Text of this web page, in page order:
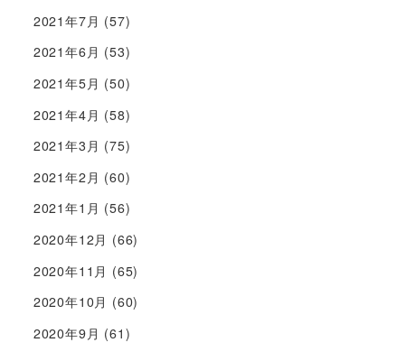
2021年7月 (57)
2021年6月 (53)
2021年5月 (50)
2021年4月 (58)
2021年3月 (75)
2021年2月 (60)
2021年1月 (56)
2020年12月 (66)
2020年11月 (65)
2020年10月 (60)
2020年9月 (61)